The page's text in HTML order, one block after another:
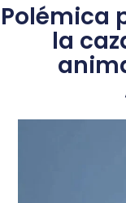
Polémica
la